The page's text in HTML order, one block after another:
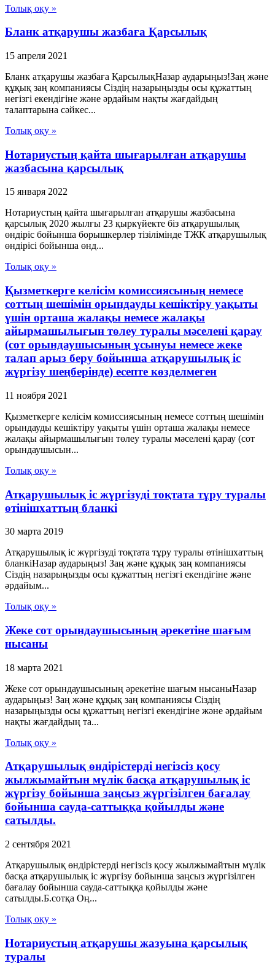
Толық оқу »
Бланк атқарушы жазбаға Қарсылық
15 апреля 2021
Бланк атқарушы жазбаға ҚарсылықНазар аударыңыз!Заң және
құқық заң компаниясы Сіздің назарыңызды осы құжаттың
негізгі екендігіне және әрдайым нақты жағдайдың
талаптарына сәйкес...
Толық оқу »
Нотариустың қайта шығарылған атқарушы
жазбасына қарсылық
15 января 2022
Нотариустың қайта шығарылған атқарушы жазбасына
қарсылық 2020 жылғы 23 қыркүйекте біз атқарушылық
өндіріс бойынша борышкерлер тізілімінде ТЖК атқарушылық
өндірісі бойынша өнд...
Толық оқу »
Қызметкерге келісім комиссиясының немесе
соттың шешімін орындауды кешіктіру уақыты
үшін орташа жалақы немесе жалақы
айырмашылығын төлеу туралы мәселені қарау
(сот орындаушысының ұсынуы немесе жеке
талап арыз беру бойынша атқарушылық іс
жүргізу шеңберінде) есепте көзделмеген
11 ноября 2021
Қызметкерге келісім комиссиясының немесе соттың шешімін
орындауды кешіктіру уақыты үшін орташа жалақы немесе
жалақы айырмашылығын төлеу туралы мәселені қарау (сот
орындаушысын...
Толық оқу »
Атқарушылық іс жүргізуді тоқтата тұру туралы
өтінішхаттың бланкі
30 марта 2019
Атқарушылық іс жүргізуді тоқтата тұру туралы өтінішхаттың
бланкіНазар аударыңыз! Заң және құқық заң компаниясы
Сіздің назарыңызды осы құжаттың негізгі екендігіне және
әрдайым...
Толық оқу »
Жеке сот орындаушысының әрекетіне шағым
нысаны
18 марта 2021
Жеке сот орындаушысының әрекетіне шағым нысаныНазар
аударыңыз! Заң және құқық заң компаниясы Сіздің
назарыңызды осы құжаттың негізгі екендігіне және әрдайым
нақты жағдайдың та...
Толық оқу »
Атқарушылық өндірістерді негізсіз қосу
жылжымайтын мүлік басқа атқарушылық іс
жүргізу бойынша заңсыз жүргізілген бағалау
бойынша сауда-саттыққа қойылды және
сатылды.
2 сентября 2021
Атқарушылық өндірістерді негізсіз қосу жылжымайтын мүлік
басқа атқарушылық іс жүргізу бойынша заңсыз жүргізілген
бағалау бойынша сауда-саттыққа қойылды және
сатылды.Б.сотқа Оң...
Толық оқу »
Нотариустың атқарушы жазуына қарсылық
туралы